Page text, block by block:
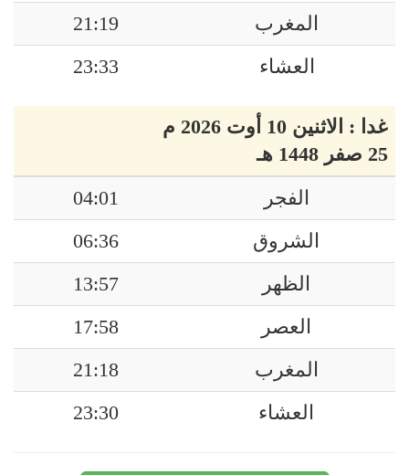
المغرب
21:19
العشاء
23:33
غدا : الاثنين 10 أوت 2026 م
25 صفر 1448 هـ
الفجر
04:01
الشروق
06:36
الظهر
13:57
العصر
17:58
المغرب
21:18
العشاء
23:30